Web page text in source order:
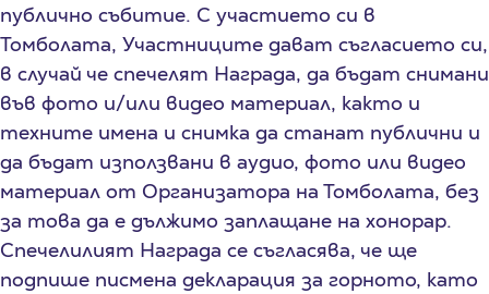
публично събитие. С участието си в
Томболата, Участниците дават съгласието си,
в случай че спечелят Награда, да бъдат снимани
във фото и/или видео материал, както и
техните имена и снимка да станат публични и
да бъдат използвани в аудио, фото или видео
материал от Организатора на Томболата, без
за това да е дължимо заплащане на хонорар.
Спечелилият Награда се съгласява, че ще
подпише писмена декларация за горното, като